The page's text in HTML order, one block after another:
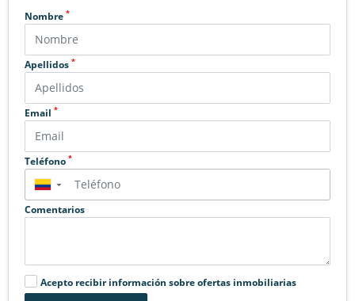
Nombre *
Apellidos *
Email *
Teléfono *
▼
Comentarios
Acepto recibir información sobre ofertas inmobiliarias